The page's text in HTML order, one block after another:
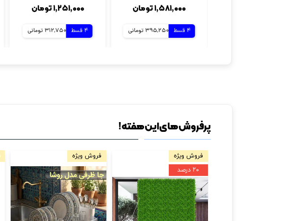
۱,۲۵۱,۰۰۰ تومان
4 قسط 312,750 تومانی
۱,۵۸۱,۰۰۰ تومان
4 قسط 395,250 تومانی
پرفروش های این هفته!
فروش ویژه
فروش ویژه
۲۰ درصد